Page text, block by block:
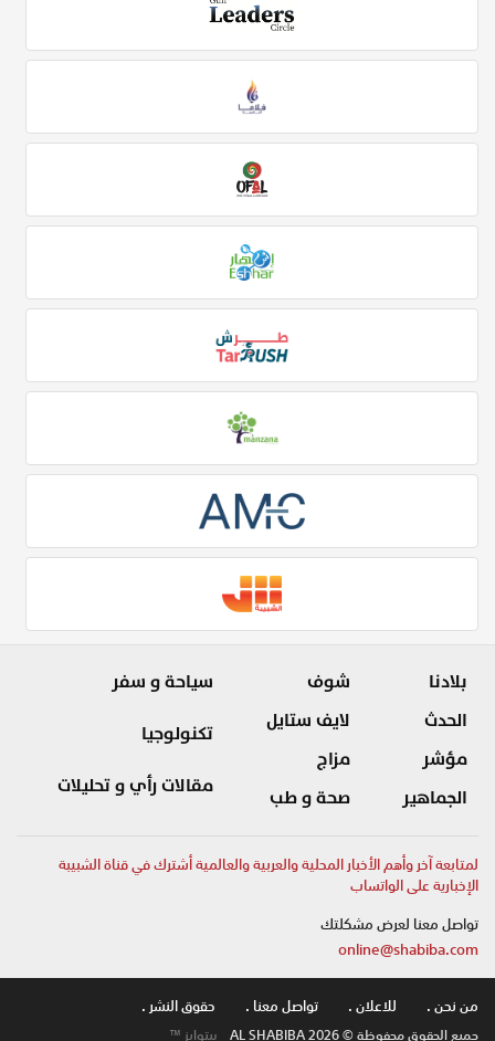
بلادنا
الحدث
مؤشر
الجماهير
شوف
لايف ستايل
مزاج
صحة و طب
سياحة و سفر
تكنولوجيا
مقالات رأي و تحليلات
لمتابعة آخر وأهم الأخبار المحلية والعربية والعالمية أشترك في قناة الشبيبة
الإخبارية على الواتساب
تواصل معنا لعرض مشكلتك
online@shabiba.com
من نحن .
للاعلان . تواصل معنا . حقوق النشر .